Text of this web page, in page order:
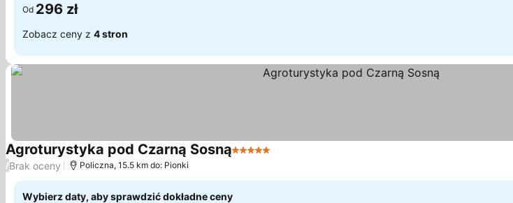
Od 296 zł
Zobacz ceny z 4 stron
Agroturystyka pod Czarną Sosną5 Kategoria
/Brak oceny Policzna, 15.5 km do: Pionki
Wybierz daty, aby sprawdzić dokładne ceny